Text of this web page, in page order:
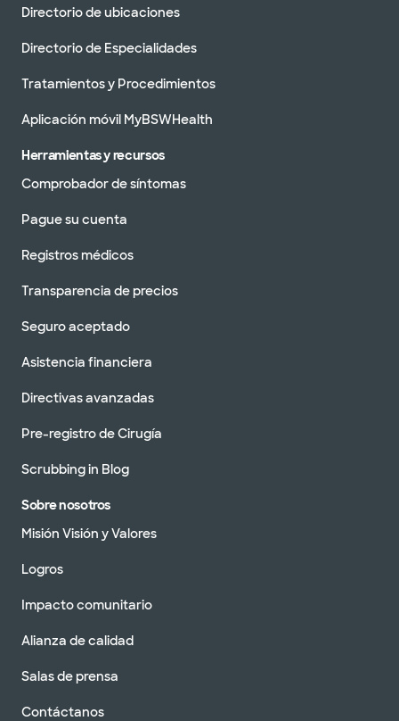
Directorio de ubicaciones
Directorio de Especialidades
Tratamientos y Procedimientos
Aplicación móvil MyBSWHealth
Herramientas y recursos
Comprobador de síntomas
Pague su cuenta
Registros médicos
Transparencia de precios
Seguro aceptado
Asistencia financiera
Directivas avanzadas
Pre-registro de Cirugía
Scrubbing in Blog
Sobre nosotros
Misión Visión y Valores
Logros
Impacto comunitario
Alianza de calidad
Salas de prensa
Contáctanos